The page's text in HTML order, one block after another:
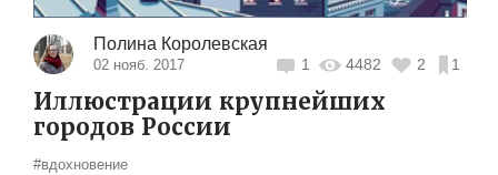
Полина Королевская
02 нояб. 2017 1 4482 2 1
Иллюстрации крупнейших
городов России
#вдохновение